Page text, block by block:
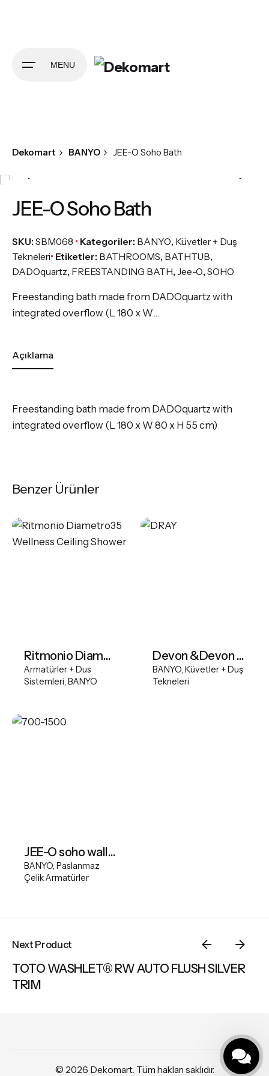
MENU
Dekomart BANYO JEE-O Soho Bath
JEE-O Soho Bath
SKU: SBM068 Kategoriler: BANYO, Küvetler + Duş
Tekneleri Etiketler: BATHROOMS, BATHTUB,
DADOquartz, FREESTANDING BATH, Jee-O, SOHO
Freestanding bath made from DADOquartz with
integrated overflow (L 180 x W…
Açıklama
Freestanding bath made from DADOquartz with
integrated overflow (L 180 x W 80 x H 55 cm)
Benzer Ürünler
Ritmonio Diametro35 Wellness Ceiling Shower
Armatürler + Dus
Sistemleri BANYO
Devon &Devon Draycott Bathtub
BANYO Küvetler + Duş
Tekneleri
JEE-O soho wall basin mixer - RAW
BANYO Paslanmaz
Çelik Armatürler
Next Product
TOTO WASHLET® RW AUTO FLUSH SILVER
TRIM
© 2026 Dekomart. Tüm hakları saklıdır.